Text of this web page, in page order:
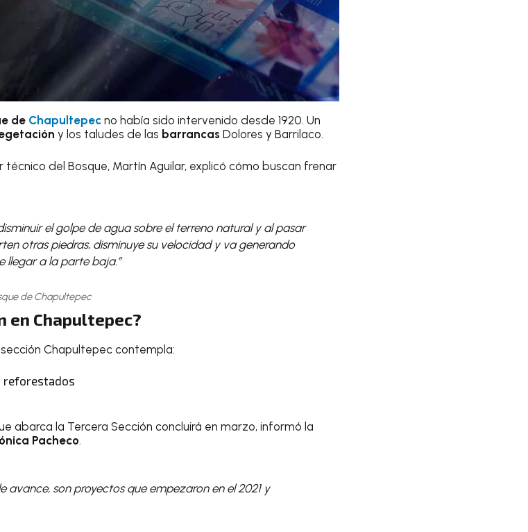
de Chapultepec no había sido intervenido desde 1920. Un
y los taludes de las barrancas Dolores y Barrilaco.
del Bosque, Martín Aguilar, explicó cómo buscan frenar
el golpe de agua sobre el terreno natural y al pasar
otras piedras, disminuye su velocidad y va generando
llegar a la parte baja.”
de Chapultepec
en Chapultepec?
Chapultepec contempla:
reforestados
abarca la Tercera Sección concluirá en marzo, informó la
Pacheco.
avance, son proyectos que empezaron en el 2021 y